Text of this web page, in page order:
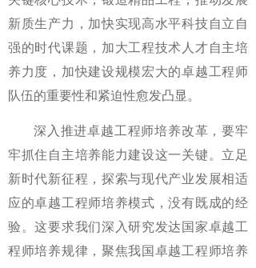
新质生产力，加快实现高水平科技自立自
强的时代课题，加大工程技术人才自主培
养力度，加快建设规模宏大的卓越工程师
队伍的重要性和紧迫性愈发凸显。
深入推进卓越工程师培养改革，要牢
牢抓住自主培养能力建设这一关键。立足
新时代新征程，探索与现代产业发展相适
应的卓越工程师培养模式，没有既成的经
验。这要求我们深入研究发达国家卓越工
程师培养规律，聚焦我国卓越工程师培养